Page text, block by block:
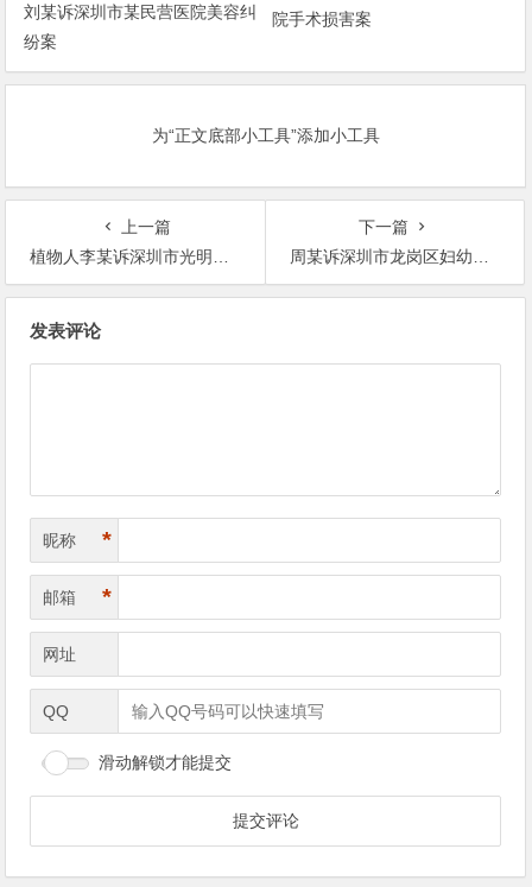
刘某诉深圳市某民营医院美容纠
纷案
院手术损害案
为“正文底部小工具”添加小工具
上一篇
植物人李某诉深圳市光明新区人民医院医疗纠纷
下一篇
周某诉深圳市龙岗区妇幼保健院、广东省妇幼保健院
发表评论
昵称 *
邮箱 *
网址
QQ
滑动解锁才能提交